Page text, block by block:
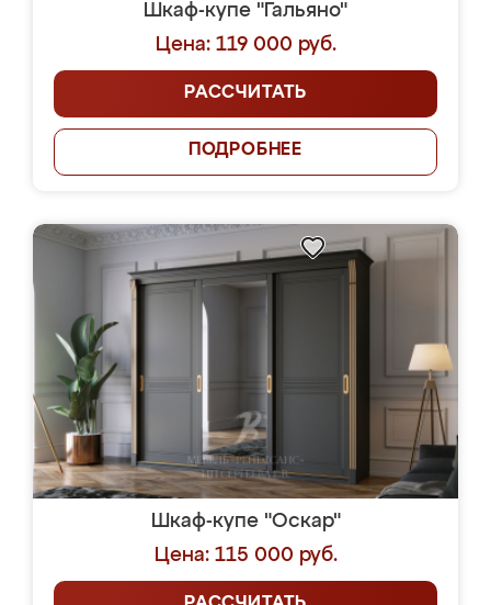
Шкаф-купе "Гальяно"
Цена: 119 000 руб.
РАССЧИТАТЬ
ПОДРОБНЕЕ
Шкаф-купе "Оскар"
Цена: 115 000 руб.